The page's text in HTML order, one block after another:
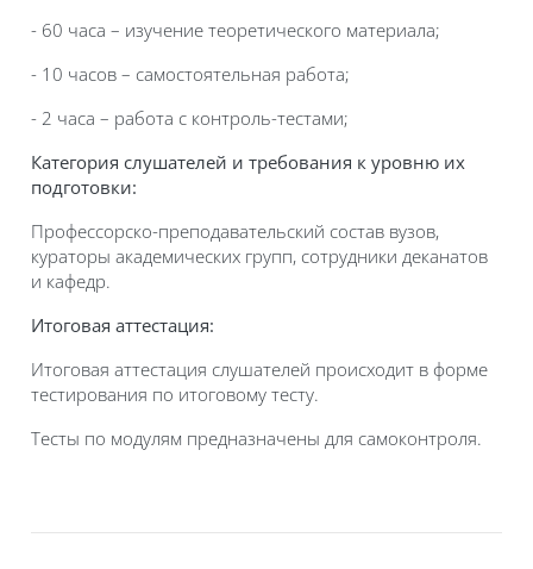
- 60 часа – изучение теоретического материала;
- 10 часов – самостоятельная работа;
- 2 часа – работа с контроль-тестами;
Категория слушателей и требования к уровню их
подготовки:
Профессорско-преподавательский состав вузов,
кураторы академических групп, сотрудники деканатов
и кафедр.
Итоговая аттестация:
Итоговая аттестация слушателей происходит в форме
тестирования по итоговому тесту.
Тесты по модулям предназначены для самоконтроля.